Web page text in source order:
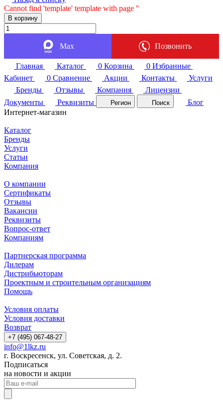
Cannot find 'template' template with page ''
В корзину
Max Позвонить
Главная Каталог 0 Корзина 0 Избранные
Кабинет
0 Сравнение Акции Контакты
Услуги
Бренды
Отзывы Компания
Лицензии
Документы
Реквизиты Регион Поиск
Блог
Интернет-магазин
Каталог
Бренды
Услуги
Статьи
Компания
О компании
Сертификаты
Отзывы
Вакансии
Реквизиты
Вопрос-ответ
Компаниям
Партнерская программа
Дилерам
Дистрибьюторам
Проектным и строительным организациям
Помощь
Условия оплаты
Условия доставки
Возврат
+7 (495) 067-48-27
info@1lkz.ru
г. Воскресенск, ул. Советская, д. 2.
Подписаться
на новости и акции